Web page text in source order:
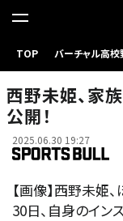
TOP バーチャル高校
西野未姫、家
公開！
2025.06.30 19:27
【画像】西野未姫
30日、自身のイ